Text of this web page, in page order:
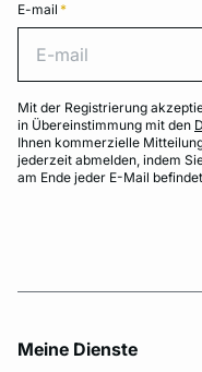
E-mail *
Mit der Registrierung
in Übereinstimmung mit den
Ihnen kommerzielle
jederzeit abmelden, indem
am Ende jeder E-Mail
Meine Dienste